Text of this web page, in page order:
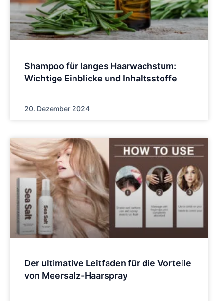
Shampoo für langes Haarwachstum:
Wichtige Einblicke und Inhaltsstoffe
20. Dezember 2024
Der ultimative Leitfaden für die Vorteile
von Meersalz-Haarspray